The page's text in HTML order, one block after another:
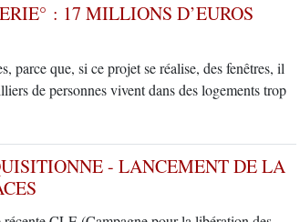
: 17 MILLIONS D’EUROS
parce que, si ce projet se réalise, des fenêtres, il
de personnes vivent dans des logements trop
- LANCEMENT DE LA